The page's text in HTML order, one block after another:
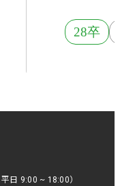
28卒
日 9:00 ~ 18:00）